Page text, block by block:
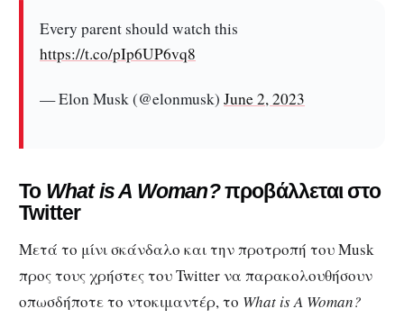
Every parent should watch this
https://t.co/pIp6UP6vq8
— Elon Musk (@elonmusk) June 2, 2023
Το What is A Woman?προβάλλεται στο
Twitter
Μετά το μίνι σκάνδαλο και την προτροπή του Musk
προς τους χρήστες του Twitter να παρακολουθήσουν
οπωσδήποτε το ντοκιμαντέρ, το What is A Woman?